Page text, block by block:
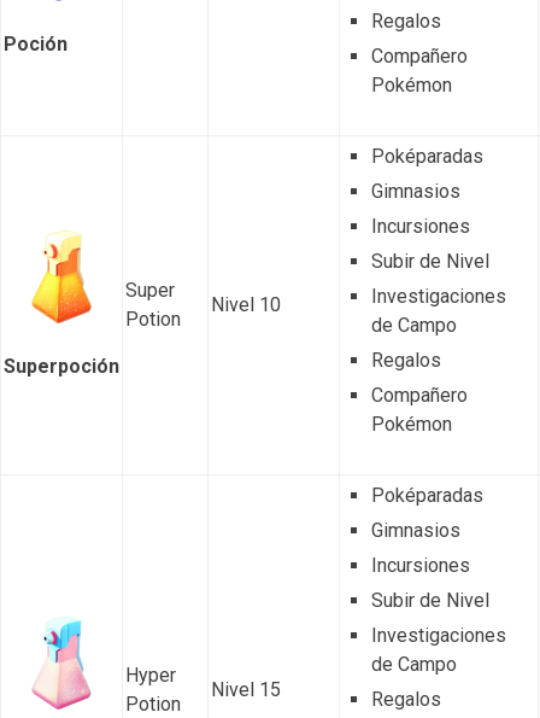
Poción
Regalos
Compañero
Pokémon
Superpoción
Super
Potion
Nivel 10
Poképaradas
Gimnasios
Incursiones
Subir de Nivel
Investigaciones
de Campo
Regalos
Compañero
Pokémon
Hyper
Potion
Nivel 15
Poképaradas
Gimnasios
Incursiones
Subir de Nivel
Investigaciones
de Campo
Regalos